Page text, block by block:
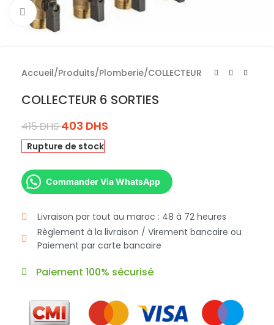
Cliquez pour agrandir
Accueil/Produits/Plomberie/COLLECTEUR
COLLECTEUR 6 SORTIES
415DHS 403 DHS
Rupture de stock
Commander Via WhatsApp
Livraison par tout au maroc : 48 à 72 heures
Règlement à la livraison / Virement bancaire ou
Paiement par carte bancaire
Paiement 100% sécurisé